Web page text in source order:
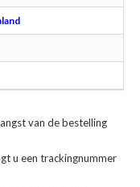
van de bestelling
u een trackingnummer